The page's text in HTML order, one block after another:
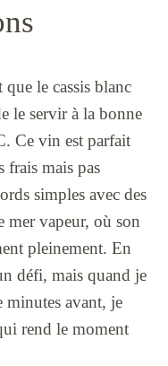
le cassis blanc
le servir à la bonne
Ce vin est parfait
frais mais pas
simples avec des
mer vapeur, où son
pleinement. En
défi, mais quand je
minutes avant, je
rend le moment